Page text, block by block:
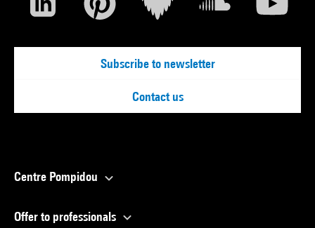
Subscribe to newsletter
Contact us
Centre Pompidou
Offer to professionals